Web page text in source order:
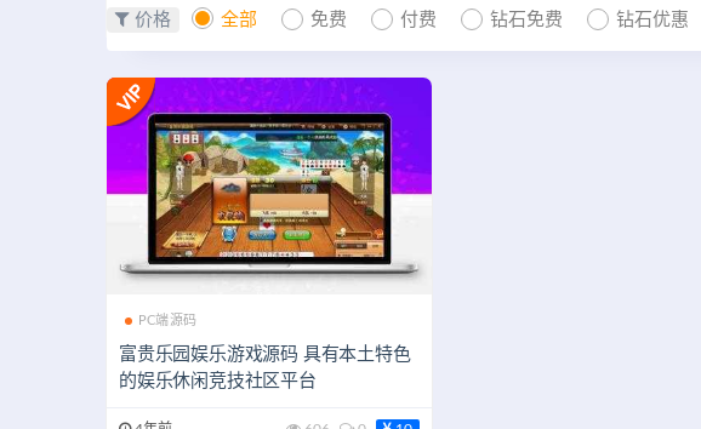
价格 全部 免费 付费 钻石免费 钻石优惠
PC端源码
富贵乐园娱乐游戏源码 具有本土特色
的娱乐休闲竞技社区平台